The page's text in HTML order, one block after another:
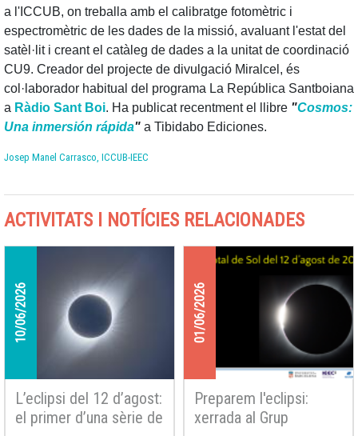
a l'ICCUB, on treballa amb el calibratge fotomètric i
espectromètric de les dades de la missió, avaluant l'estat del
satèl·lit i creant el catàleg de dades a la unitat de coordinació
CU9. Creador del projecte de divulgació Miralcel, és
col·laborador habitual del programa La República Santboiana
a Ràdio Sant Boi. Ha publicat recentment el llibre "Cosmos:
Una inmersión rápida" a Tibidabo Ediciones.
Josep Manel Carrasco, ICCUB-IEEC
ACTIVITATS I NOTÍCIES RELACIONADES
10/06/2026
L’eclipsi del 12 d’agost:
el primer d’una sèrie de
01/06/2026
Preparem l'eclipsi:
xerrada al Grup